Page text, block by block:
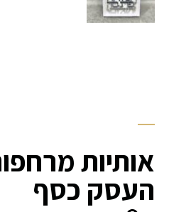
אותיות
העסק כסף